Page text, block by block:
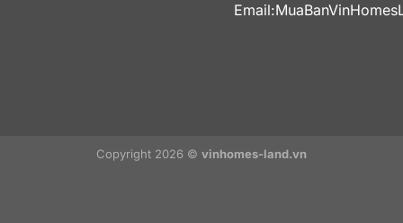
Email:
Copyright 2026 © vinhomes-land.vn